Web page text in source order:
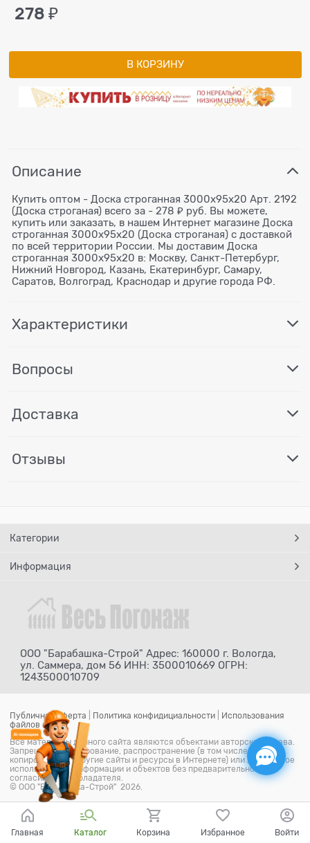
278 ₽
В КОРЗИНУ
Описание
Купить оптом - Доска строганная 3000x95x20 Арт. 2192
(Доска строганая) всего за - 278 ₽ руб. Вы можете,
купить или заказать, в нашем Интернет магазине Доска
строганная 3000x95x20 (Доска строганая) с доставкой
по всей территории России. Мы доставим Доска
строганная 3000x95x20 в: Москву, Санкт-Петербург,
Нижний Новгород, Казань, Екатеринбург, Самару,
Саратов, Волгоград, Краснодар и другие города РФ.
Характеристики
Вопросы
Доставка
Отзывы
Категории
Информация
ООО "Барабашка-Строй" Адрес: 160000 г. Вологда,
ул. Саммера, дом 56 ИНН: 3500010669 ОГРН:
1243500010709
Публичная оферта Политика конфидициальности
Использования
файлов cookie
Все материалы данного сайта являются объектами авторского права.
Запрещается копирование, распространение (в том числе путем
копирования на другие сайты и ресурсы в Интернете) или любое иное
использование информации и объектов без предварительного
согласия правообладателя.
© ООО "Барабашка-Строй" 2026.
Главная Каталог Корзина Избранное Войти